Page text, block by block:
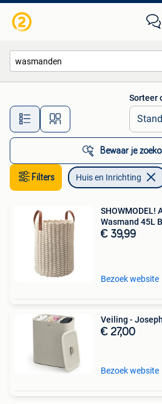
Alle afstanden…
Sorteer
Bewaar je
Filters Huis en Inrichting
SHOWMODEL!
Wasmand 45L
€ 39,99
Bezoek website
Veiling -
€ 27,00
Bezoek website